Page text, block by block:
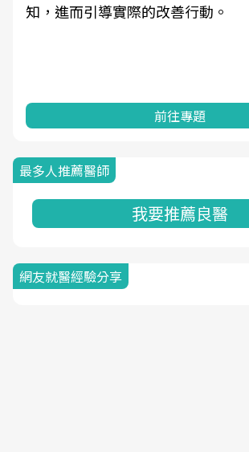
知，進而引導實際的改善行動。
前往專題
最多人推薦醫師
我要推薦良醫
網友就醫經驗分享